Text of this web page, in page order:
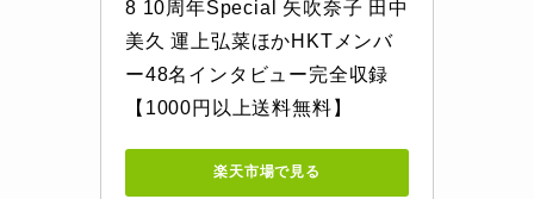
8 10周年Special 矢吹奈子 田中
美久 運上弘菜ほかHKTメンバ
ー48名インタビュー完全収録
【1000円以上送料無料】
楽天市場で見る